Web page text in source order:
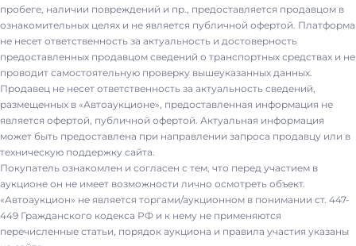
пробеге, наличии повреждений и пр., предоставляется продавцом в
ознакомительных целях и не является публичной офертой. Платформа
не несет ответственность за актуальность и достоверность
предоставленных продавцом сведений о транспортных средствах и не
проводит самостоятельную проверку вышеуказанных данных.
Продавец не несет ответственность за актуальность сведений,
размещенных в «Автоаукционе», предоставленная информация не
является офертой, публичной офертой. Актуальная информация
может быть предоставлена при направлении запроса продавцу или в
техническую поддержку сайта.
Покупатель ознакомлен и согласен с тем, что перед участием в
аукционе он не имеет возможности лично осмотреть объект.
«Автоаукцион» не является торгами/аукционном в понимании ст. 447-
449 Гражданского кодекса РФ и к нему не применяются
перечисленные статьи, порядок аукциона и правила участия указаны